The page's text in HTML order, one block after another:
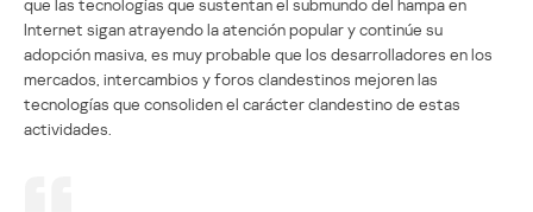
Internet sigan atrayendo la atención popular y continúe su
adopción masiva, es muy probable que los desarrolladores en los
mercados, intercambios y foros clandestinos mejoren las
tecnologías que consoliden el carácter clandestino de estas
actividades.